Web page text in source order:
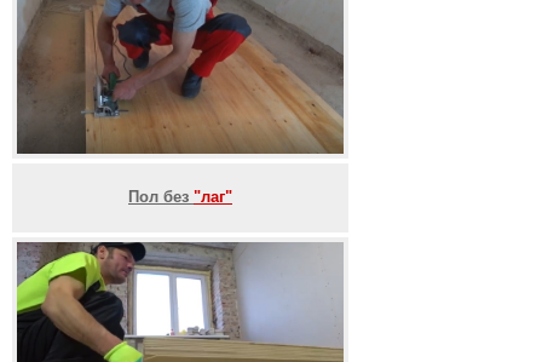
Пол без "лаг"